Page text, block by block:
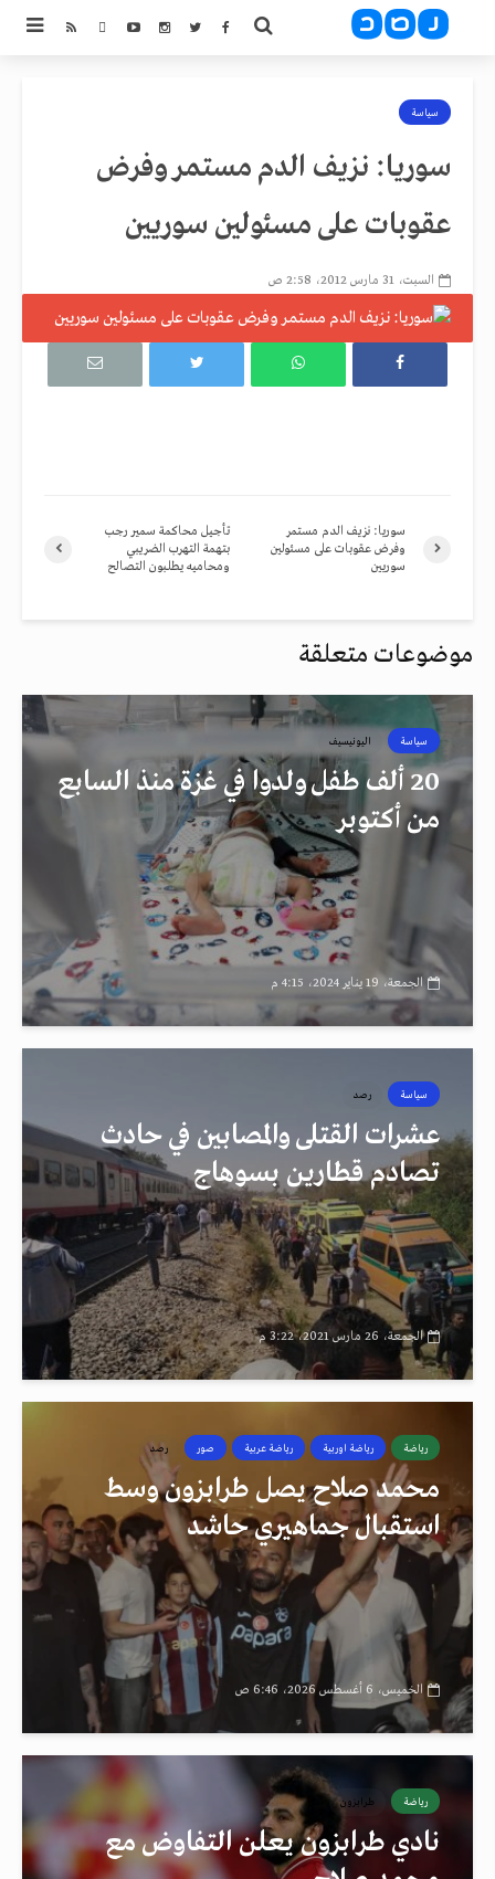
سياسة
سوريا: نزيف الدم مستمر وفرض
عقوبات على مسئولين سوريين
السبت، 31 مارس 2012، 2:58 ص
تأجيل محاكمة سمير رجب
بتهمة التهرب الضريبي
ومحاميه يطلبون التصالح
سوريا: نزيف الدم مستمر
وفرض عقوبات على مسئولين
سوريين
موضوعات متعلقة
سياسة اليونيسيف
20 ألف طفل ولدوا في غزة منذ السابع
من أكتوبر
الجمعة، 19 يناير 2024، 4:15 م
سياسة رصد
عشرات القتلى والمصابين في حادث
تصادم قطارين بسوهاج
الجمعة، 26 مارس 2021، 3:22 م
رياضة رياضة اوربية رياضة عربية صور رصد
محمد صلاح يصل طرابزون وسط
استقبال جماهيري حاشد
الخميس، 6 أغسطس 2026، 6:46 ص
رياضة طرابزون
نادي طرابزون يعلن التفاوض مع